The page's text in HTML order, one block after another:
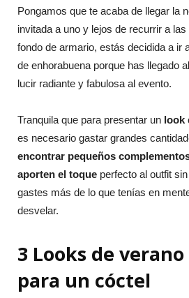
Pongamos que te acaba de llegar la
invitada a uno y lejos de recurrir a
fondo de armario, estás decidida a ir
de enhorabuena porque has llegado
lucir radiante y fabulosa al evento.
Tranquila que para presentar un look
es necesario gastar grandes
encontrar pequeños
aporten el toque perfecto al outfit
gastes más de lo que tenías en
desvelar.
3 Looks de
para un cóctel